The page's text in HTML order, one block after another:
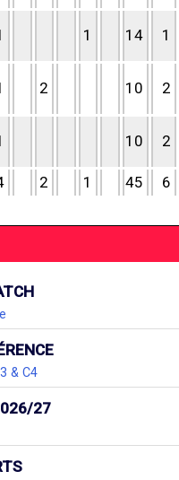
1 14 1
2 10 2
10 2
2 1 45 6
& C4
27